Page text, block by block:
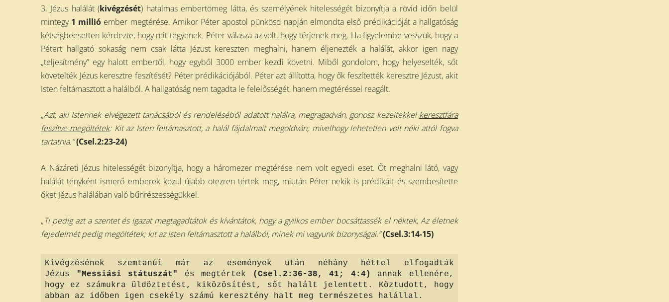
3. Jézus halálát (kivégzését) hatalmas embertömeg látta, és személyének hitelességét bizonyítja a rövid időn belül
mintegy 1 millió ember megtérése. Amikor Péter apostol pünkösd napján elmondta első prédikációját a hallgatóság
kétségbeesetten kérdezte, hogy mit tegyenek. Péter válasza az volt, hogy térjenek meg. Ha figyelembe vesszük, hogy a
Pétert hallgató sokaság nem csak látta Jézust kereszten meghalni, hanem éljenezték a halálát, akkor igen nagy
„teljesítmény” egy halott embertől, hogy egyből 3000 ember kezdi követni. Miből gondolom, hogy helyeselték, sőt
követelték Jézus keresztre feszítését? Péter prédikációjából. Péter azt állította, hogy ők feszítették keresztre Jézust, akit
Isten feltámasztott a halálból. A hallgatóság nem tagadta le felelősségét, hanem megtéréssel reagált.
„Azt, aki Istennek elvégezett tanácsából és rendeléséből adatott halálra, megragadván, gonosz kezeitekkel keresztfára
feszítve megöltétek: Kit az Isten feltámasztott, a halál fájdalmait megoldván; mivelhogy lehetetlen volt néki attól fogva
tartatnia.”(Csel.2:23-24)
A Názáreti Jézus hitelességét bizonyítja, hogy a háromezer megtérése nem volt egyedi eset. Őt meghalni látó, vagy
halálát tényként ismerő emberek közül újabb ötezren tértek meg, miután Péter nekik is prédikált és szembesítette
őket Jézus halálában való bűnrészességükkel.
„Ti pedig azt a szentet és igazat megtagadtátok és kívántátok, hogy a gyilkos ember bocsáttassék el néktek, Az életnek
fejedelmét pedig megöltétek; kit az Isten feltámasztott a halálból, minek mi vagyunk bizonyságai.”(Csel.3:14-15)
Kivégzésének szemtanúi már az események után néhány héttel elfogadták
Jézus
"Messiási státuszát" és megtértek (Csel.2:36-38, 41; 4:4)
annak ellenére,
hogy ez számukra üldöztetést, kiközösítést, sőt halált jelentett. Köztudott, hogy
abban az időben igen csekély számú keresztény halt meg természetes halállal.